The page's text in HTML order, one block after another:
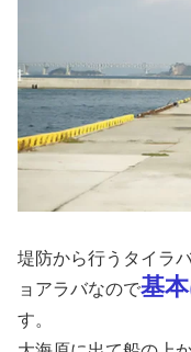
堤防から行うタイラ
ョアラバなので基
す。